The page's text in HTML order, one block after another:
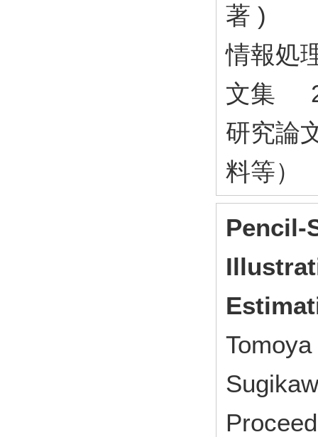
著 )
情報処
文集
研究論
料等）
Pencil-